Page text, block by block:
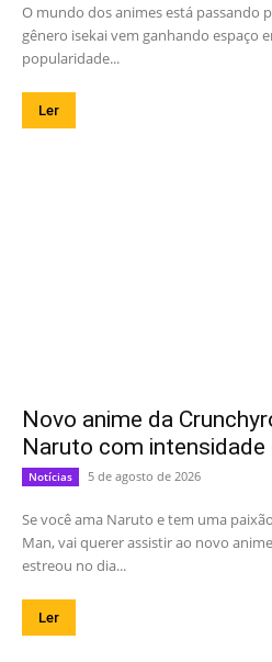
O mundo dos animes está passando
gênero isekai vem ganhando espaço
popularidade...
Ler
Novo anime da
Naruto com intensidade
Notícias 5 de agosto de 2026
Se você ama Naruto e tem uma
Man, vai querer assistir ao novo
estreou no dia...
Ler